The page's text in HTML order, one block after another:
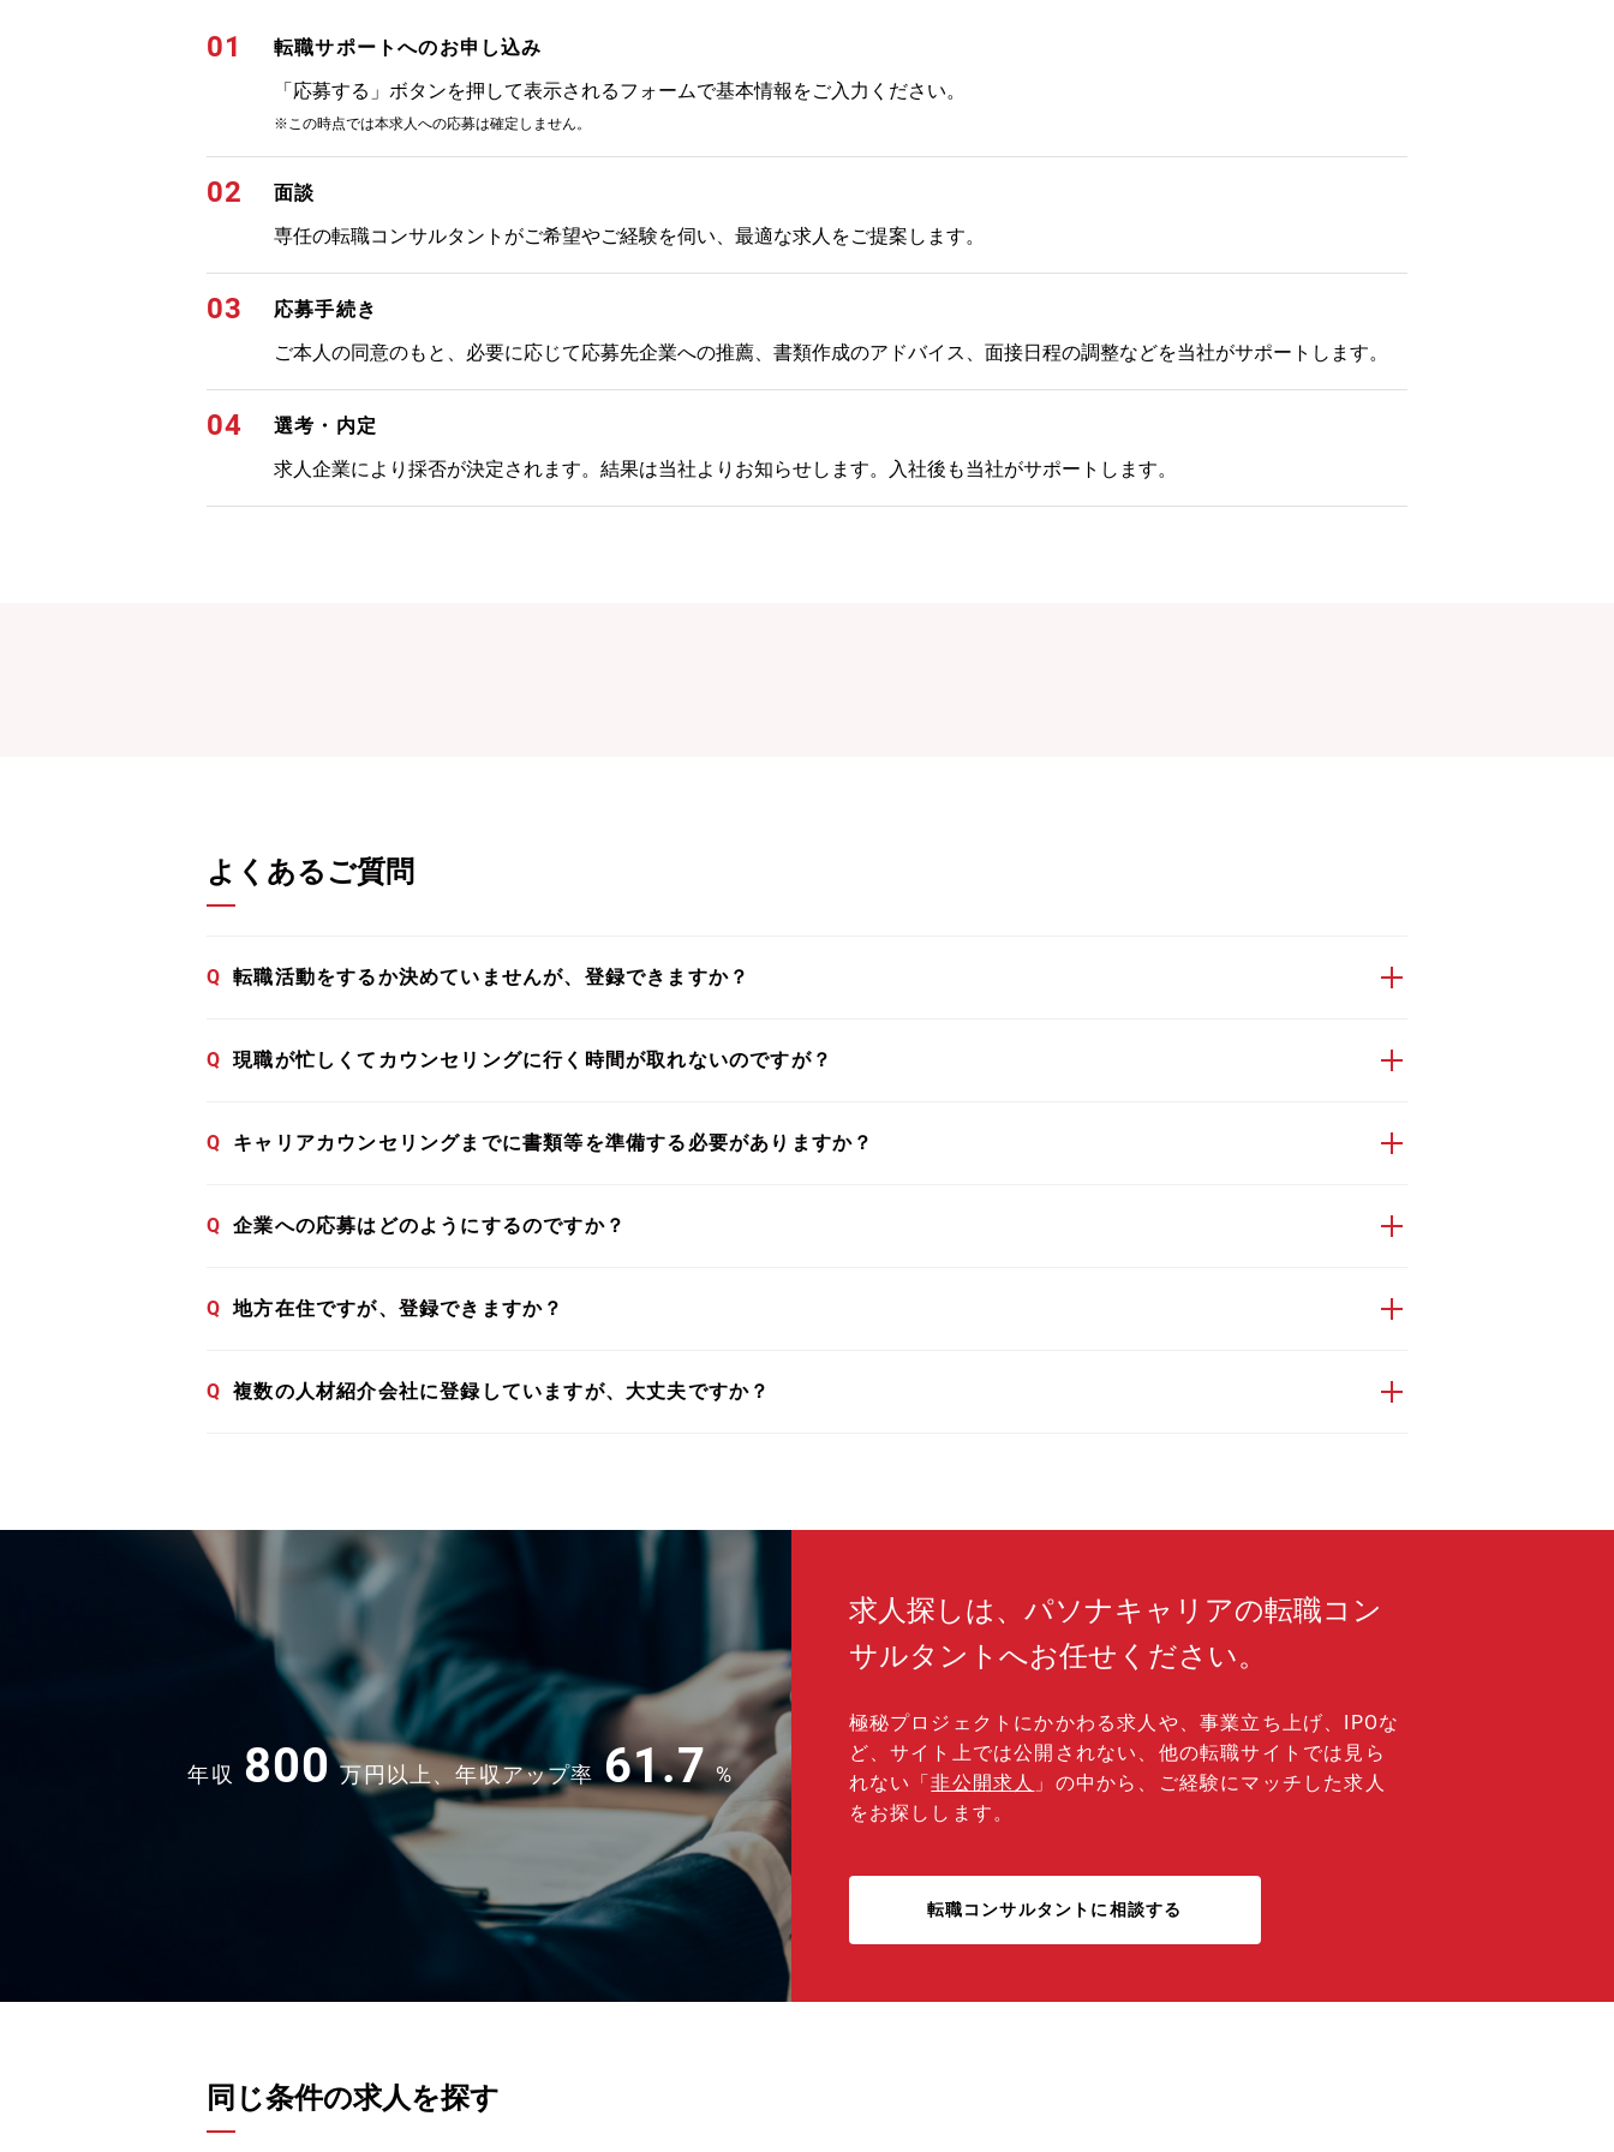
01
転職サポートへのお申し込み
「応募する」ボタンを押して表示されるフォームで基本情報をご入力ください。
※この時点では本求人への応募は確定しません。
02
面談
専任の転職コンサルタントがご希望やご経験を伺い、最適な求人をご提案します。
03
応募手続き
ご本人の同意のもと、必要に応じて応募先企業への推薦、書類作成のアドバイス、面接日程の調整などを当社がサポートします。
04
選考・内定
求人企業により採否が決定されます。結果は当社よりお知らせします。入社後も当社がサポートします。
よくあるご質問
Q 転職活動をするか決めていませんが、登録できますか？
Q 現職が忙しくてカウンセリングに行く時間が取れないのですが？
Q キャリアカウンセリングまでに書類等を準備する必要がありますか？
Q 企業への応募はどのようにするのですか？
Q 地方在住ですが、登録できますか？
Q 複数の人材紹介会社に登録していますが、大丈夫ですか？
年収 800 万円以上、年収アップ率 61.7 %
求人探しは、パソナキャリアの転職コン
サルタントへお任せください。
極秘プロジェクトにかかわる求人や、事業立ち上げ、IPOな
ど、サイト上では公開されない、他の転職サイトでは見ら
れない「非公開求人 」の中から、ご経験にマッチした求人
をお探しします。
転職コンサルタントに相談する
同じ条件の求人を探す